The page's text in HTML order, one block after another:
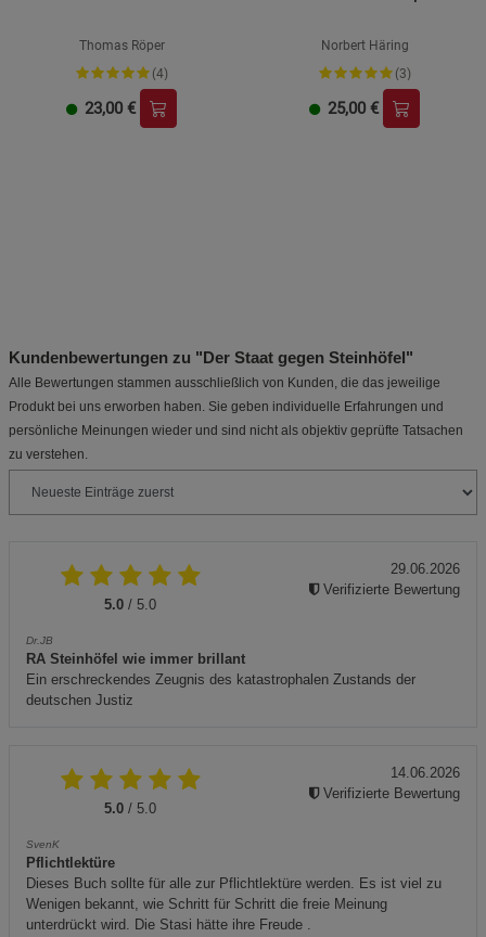
Thomas Röper
(4)
23,00 €
Norbert Häring
(3)
25,00 €
Kundenbewertungen zu "Der Staat gegen Steinhöfel"
Alle Bewertungen stammen ausschließlich von Kunden, die das jeweilige
Produkt bei uns erworben haben. Sie geben individuelle Erfahrungen und
persönliche Meinungen wieder und sind nicht als objektiv geprüfte Tatsachen
zu verstehen.
5.0 / 5.0
Dr.JB
RA Steinhöfel wie immer brillant
Ein erschreckendes Zeugnis des katastrophalen Zustands der
deutschen Justiz
29.06.2026
Verifizierte Bewertung
5.0 / 5.0
SvenK
Pflichtlektüre
Dieses Buch sollte für alle zur Pflichtlektüre werden. Es ist viel zu
Wenigen bekannt, wie Schritt für Schritt die freie Meinung
unterdrückt wird. Die Stasi hätte ihre Freude .
14.06.2026
Verifizierte Bewertung